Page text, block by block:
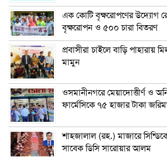
এক কোটি বৃক্ষরোপণের উদ্যোগ
বৃক্ষরোপন ও ৫০০ চারা বিতরণ
প্রবাসীরা চাইলে বাড়ি পাহারায়
মামুন
ওসমানীনগরে মেয়াদোত্তীর্ণ ও
ফার্মেসিকে ৭৫ হাজার টাকা
শাহজালাল (রহ.) মাজারে
সাবেক ডিসি সারোয়ার আলম